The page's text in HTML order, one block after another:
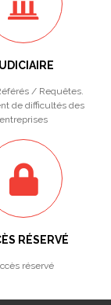
/ Requêtes.
de difficultés des
entreprises
RÉSERVÉ
réservé